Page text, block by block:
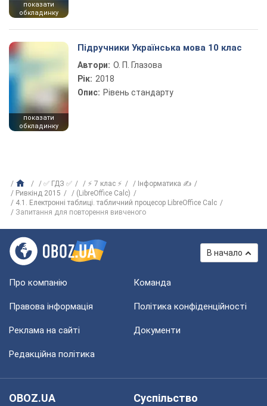
показати
обкладинку
показати
обкладинку
Підручники Українська мова 10 клас
Автори: О. П. Глазова
Рік: 2018
Опис: Рівень стандарту
✅ ГДЗ ✅ ⚡ 7 клас ⚡
Інформатика ✍
Ривкінд 2015
(LibreOffice Сalc)
4.1. Електронні таблиці. табличний процесор LibreOffice Сalc
Запитання для повторення вивченого
В начало
Про компанію Команда
Правова інформація Політика конфіденційності
Реклама на сайті Документи
Редакційна політика
OBOZ.UA
Суспільство